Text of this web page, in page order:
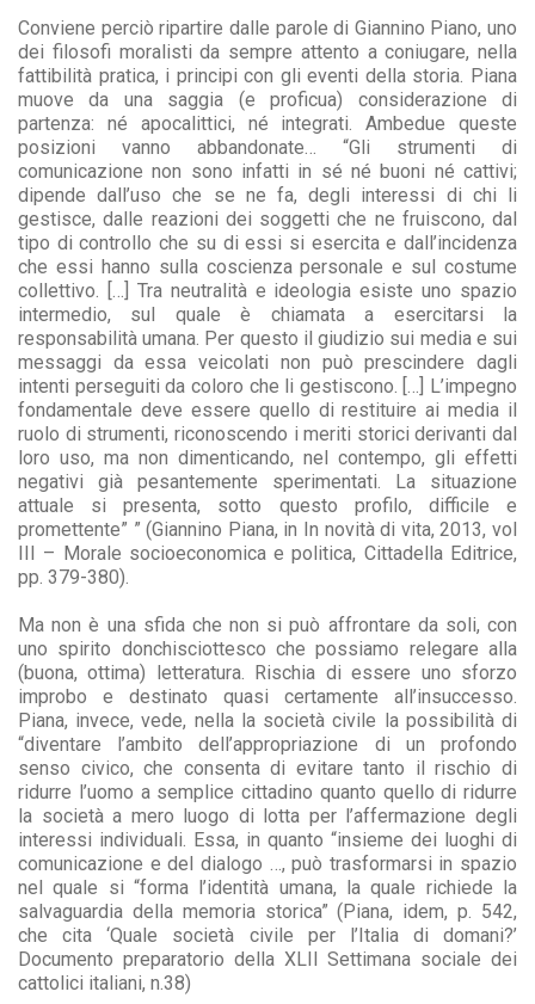
Conviene perciò ripartire dalle parole di Giannino Piano, uno
dei filosofi moralisti da sempre attento a coniugare, nella
fattibilità pratica, i principi con gli eventi della storia. Piana
muove da una saggia (e proficua) considerazione di
partenza: né apocalittici, né integrati. Ambedue queste
posizioni vanno abbandonate… “Gli strumenti di
comunicazione non sono infatti in sé né buoni né cattivi;
dipende dall’uso che se ne fa, degli interessi di chi li
gestisce, dalle reazioni dei soggetti che ne fruiscono, dal
tipo di controllo che su di essi si esercita e dall’incidenza
che essi hanno sulla coscienza personale e sul costume
collettivo. […] Tra neutralità e ideologia esiste uno spazio
intermedio, sul quale è chiamata a esercitarsi la
responsabilità umana. Per questo il giudizio sui media e sui
messaggi da essa veicolati non può prescindere dagli
intenti perseguiti da coloro che li gestiscono. […] L’impegno
fondamentale deve essere quello di restituire ai media il
ruolo di strumenti, riconoscendo i meriti storici derivanti dal
loro uso, ma non dimenticando, nel contempo, gli effetti
negativi già pesantemente sperimentati. La situazione
attuale si presenta, sotto questo profilo, difficile e
promettente” ” (Giannino Piana, in In novità di vita, 2013, vol
III – Morale socioeconomica e politica, Cittadella Editrice,
pp. 379-380).
Ma non è una sfida che non si può affrontare da soli, con
uno spirito donchisciottesco che possiamo relegare alla
(buona, ottima) letteratura. Rischia di essere uno sforzo
improbo e destinato quasi certamente all’insuccesso.
Piana, invece, vede, nella la società civile la possibilità di
“diventare l’ambito dell’appropriazione di un profondo
senso civico, che consenta di evitare tanto il rischio di
ridurre l’uomo a semplice cittadino quanto quello di ridurre
la società a mero luogo di lotta per l’affermazione degli
interessi individuali. Essa, in quanto “insieme dei luoghi di
comunicazione e del dialogo …, può trasformarsi in spazio
nel quale si “forma l’identità umana, la quale richiede la
salvaguardia della memoria storica” (Piana, idem, p. 542,
che cita ‘Quale società civile per l’Italia di domani?’
Documento preparatorio della XLII Settimana sociale dei
cattolici italiani, n.38)